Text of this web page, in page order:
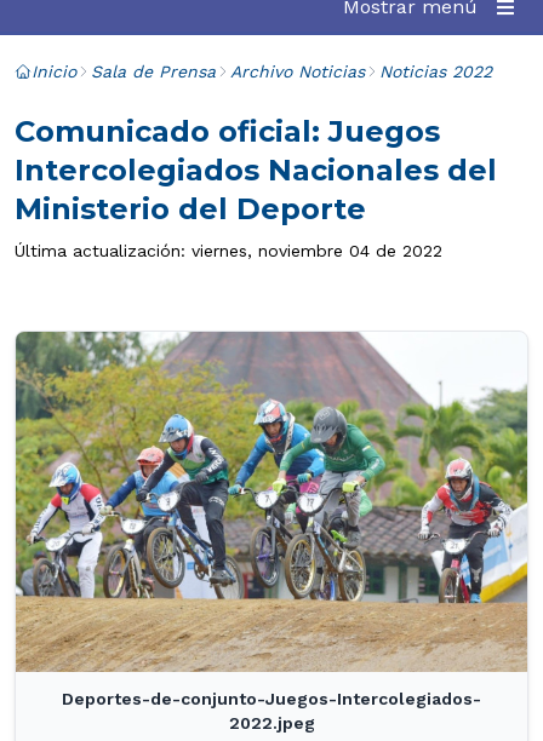
Mostrar menú
Inicio Sala de Prensa Archivo Noticias Noticias 2022
Comunicado oficial: Juegos
Intercolegiados Nacionales del
Ministerio del Deporte
Última actualización: viernes, noviembre 04 de 2022
Deportes-de-conjunto-Juegos-Intercolegiados-
2022.jpeg